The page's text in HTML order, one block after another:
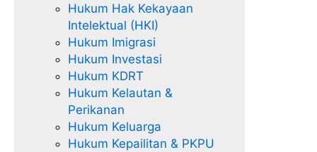
Hukum Hak Kekayaan
Intelektual (HKI)
Hukum Imigrasi
Hukum Investasi
Hukum KDRT
Hukum Kelautan &
Perikanan
Hukum Keluarga
Hukum Kepailitan & PKPU